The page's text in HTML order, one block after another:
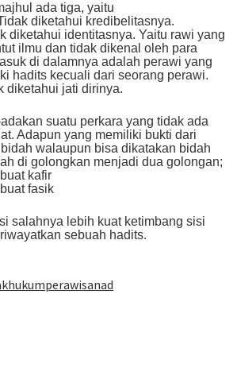
ada tiga, yaitu
diketahui kredibelitasnya.
diketahui identitasnya. Yaitu rawi yang
ilmu dan tidak dikenal oleh para
di dalamnya adalah perawi yang
hadits kecuali dari seorang perawi.
diketahui jati dirinya.
suatu perkara yang tidak ada
Adapun yang memiliki bukti dari
walaupun bisa dikatakan bidah
di golongkan menjadi dua golongan;
kafir
fasik
salahnya lebih kuat ketimbang sisi
sebuah hadits.
hukumperawisanad